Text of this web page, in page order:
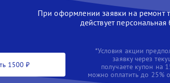
При оформлении заявки на ремонт
действует
1500 ₽
*Условия акции
заявку через
получаете купон на
можно оплатить до 25%